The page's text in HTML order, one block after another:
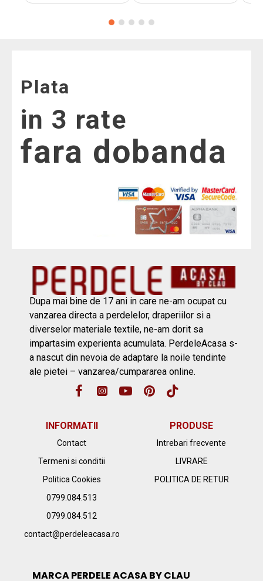
Plata
in 3 rate
fara dobanda
Dupa mai bine de 17 ani in care ne-am ocupat cu
vanzarea directa a perdelelor, draperiilor si a
diverselor materiale textile, ne-am dorit sa
impartasim experienta acumulata. PerdeleAcasa s-
a nascut din nevoia de adaptare la noile tendinte
ale pietei – vanzarea/cumpararea online.
INFORMATII
Contact
Termeni si conditii
Politica Cookies
0799.084.513
0799.084.512
contact@perdeleacasa.ro
PRODUSE
Intrebari frecvente
LIVRARE
POLITICA DE RETUR
MARCA PERDELE ACASA BY CLAU